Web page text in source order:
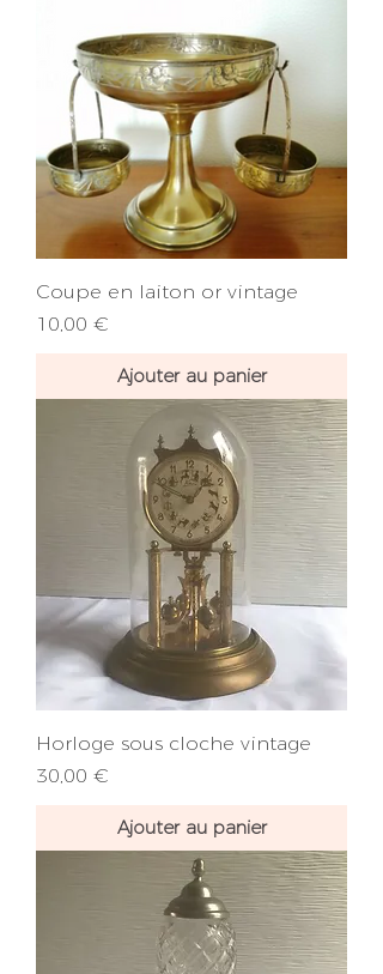
Coupe en laiton or vintage
Prix
10,00 €
Ajouter au panier
Horloge sous cloche vintage
Prix
30,00 €
Ajouter au panier